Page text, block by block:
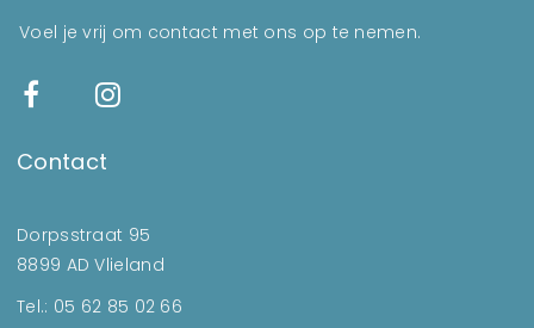
Voel je vrij om contact met ons op te nemen.
Contact
Dorpsstraat 95
8899 AD Vlieland
Tel.: 05 62 85 02 66